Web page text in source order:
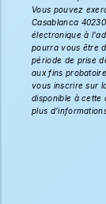
Vous pouvez
Casablanca
électronique à
pourra vous être
période de prise
aux fins
vous inscrire sur
disponible à cette
plus